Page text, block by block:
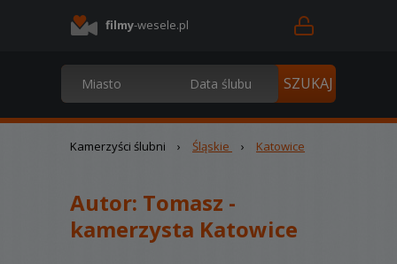
filmy-wesele.pl
Kamerzyści ślubni › Śląskie › Katowice
Autor: Tomasz -
kamerzysta Katowice